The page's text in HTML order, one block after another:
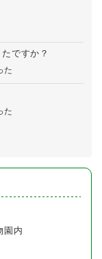
ですか？
た
た
園内